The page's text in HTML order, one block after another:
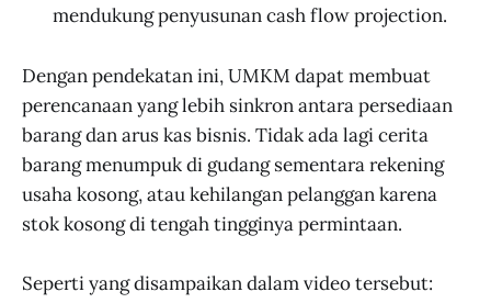
mendukung penyusunan cash flow projection.
Dengan pendekatan ini, UMKM dapat membuat
perencanaan yang lebih sinkron antara persediaan
barang dan arus kas bisnis. Tidak ada lagi cerita
barang menumpuk di gudang sementara rekening
usaha kosong, atau kehilangan pelanggan karena
stok kosong di tengah tingginya permintaan.
Seperti yang disampaikan dalam video tersebut: